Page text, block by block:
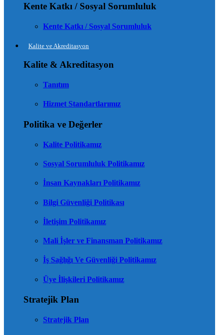
Kente Katkı / Sosyal Sorumluluk
Kente Katkı / Sosyal Sorumluluk
Kalite ve Akreditasyon
Kalite & Akreditasyon
Tanıtım
Hizmet Standartlarımız
Politika ve Değerler
Kalite Politikamız
Sosyal Sorumluluk Politikamız
İnsan Kaynakları Politikamız
Bilgi Güvenliği Politikası
İletişim Politikamız
Mali İşler ve Finansman Politikamız
İş Sağlığı Ve Güvenliği Politikamız
Üye İlişkileri Politikamız
Stratejik Plan
Stratejik Plan